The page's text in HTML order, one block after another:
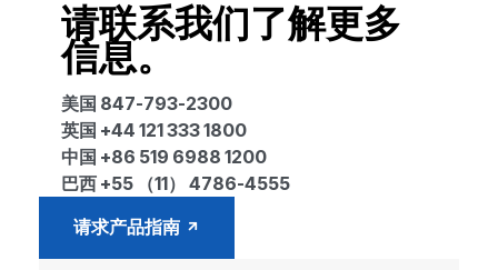
请联系我们了解更多
信息。
美国 847-793-2300
英国 +44 121 333 1800
中国 +86 519 6988 1200
巴西 +55 （11） 4786-4555
请求产品指南